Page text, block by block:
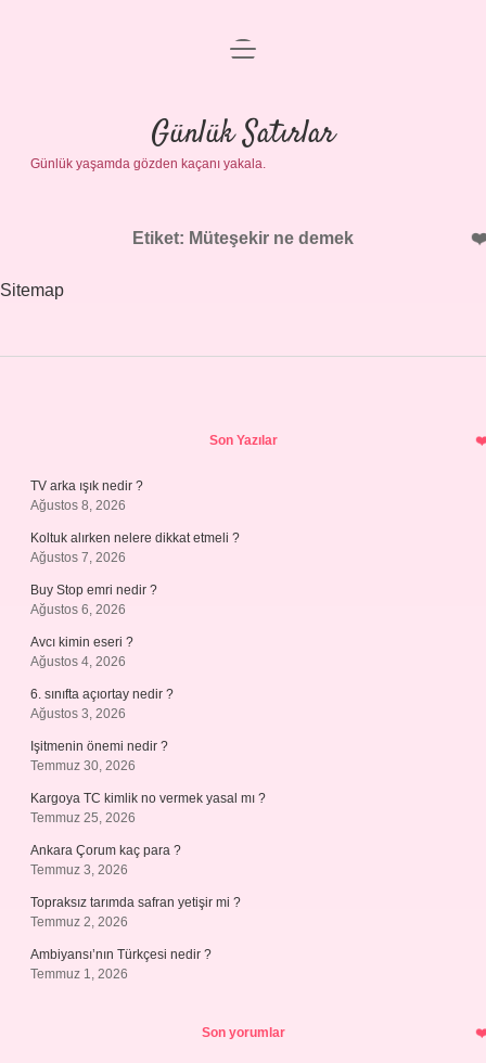
Anasayfa
Gizlilik Politikası
Yasal Uyarı
menüyü
Günlük Satırlar
Günlük yaşamda gözden kaçanı yakala.
Etiket: Müteşekir ne demek
Sitemap
Son Yazılar
TV arka ışık nedir ?
Ağustos 8, 2026
Koltuk alırken nelere dikkat etmeli ?
Ağustos 7, 2026
Buy Stop emri nedir ?
Ağustos 6, 2026
Avcı kimin eseri ?
Ağustos 4, 2026
6. sınıfta açıortay nedir ?
Ağustos 3, 2026
Işitmenin önemi nedir ?
Temmuz 30, 2026
Kargoya TC kimlik no vermek yasal mı ?
Temmuz 25, 2026
Ankara Çorum kaç para ?
Temmuz 3, 2026
Topraksız tarımda safran yetişir mi ?
Temmuz 2, 2026
Ambiyansı’nın Türkçesi nedir ?
Temmuz 1, 2026
Son yorumlar